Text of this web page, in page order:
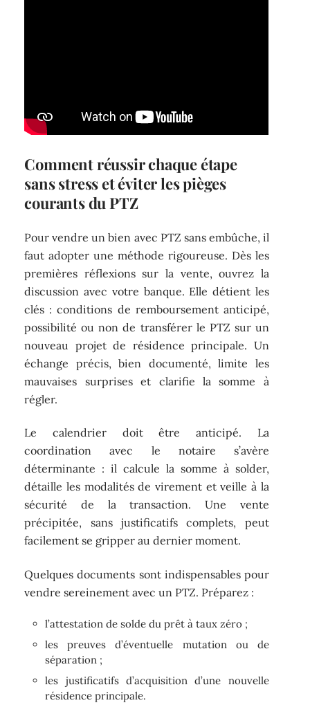
Comment réussir chaque étape
sans stress et éviter les pièges
courants du PTZ
Pour vendre un bien avec PTZ sans embûche, il
faut adopter une méthode rigoureuse. Dès les
premières réflexions sur la vente, ouvrez la
discussion avec votre banque. Elle détient les
clés : conditions de remboursement anticipé,
possibilité ou non de transférer le PTZ sur un
nouveau projet de résidence principale. Un
échange précis, bien documenté, limite les
mauvaises surprises et clarifie la somme à
régler.
Le calendrier doit être anticipé. La
coordination avec le notaire s’avère
déterminante : il calcule la somme à solder,
détaille les modalités de virement et veille à la
sécurité de la transaction. Une vente
précipitée, sans justificatifs complets, peut
facilement se gripper au dernier moment.
Quelques documents sont indispensables pour
vendre sereinement avec un PTZ. Préparez :
l’attestation de solde du prêt à taux zéro ;
les preuves d’éventuelle mutation ou de
séparation ;
les justificatifs d’acquisition d’une nouvelle
résidence principale.